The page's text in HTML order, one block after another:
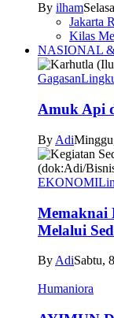
By ilham
Jakarta
Kilas
NASIONAL
Gagasan
Amuk Api
By Adi
EKONOMI
Memaknai
Melalui
By AdiSabtu,
Humaniora